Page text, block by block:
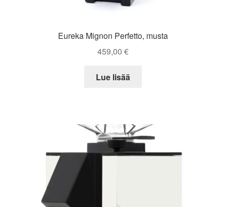
Eureka Mignon Perfetto, musta
459,00 €
Lue lisää